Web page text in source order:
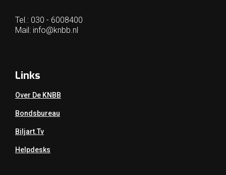
Tel.: 030 - 6008400
Mail: info@knbb.nl
Links
Over De KNBB
Bondsbureau
Biljart.tv
Helpdesks